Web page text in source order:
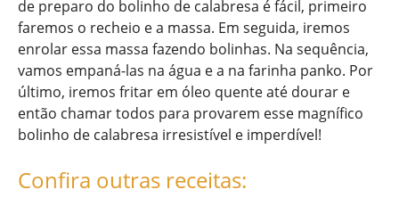
de preparo do bolinho de calabresa é fácil, primeiro
faremos o recheio e a massa. Em seguida, iremos
enrolar essa massa fazendo bolinhas. Na sequência,
vamos empaná-las na água e a na farinha panko. Por
último, iremos fritar em óleo quente até dourar e
então chamar todos para provarem esse magnífico
bolinho de calabresa irresistível e imperdível!
Confira outras receitas: